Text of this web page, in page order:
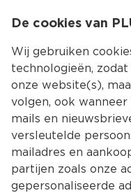
De cookies van
Wij gebruiken
technologieën,
onze website(s),
volgen, ook
mails en
versleutelde
mailadres en
partijen zoals onze
gepersonaliseerde